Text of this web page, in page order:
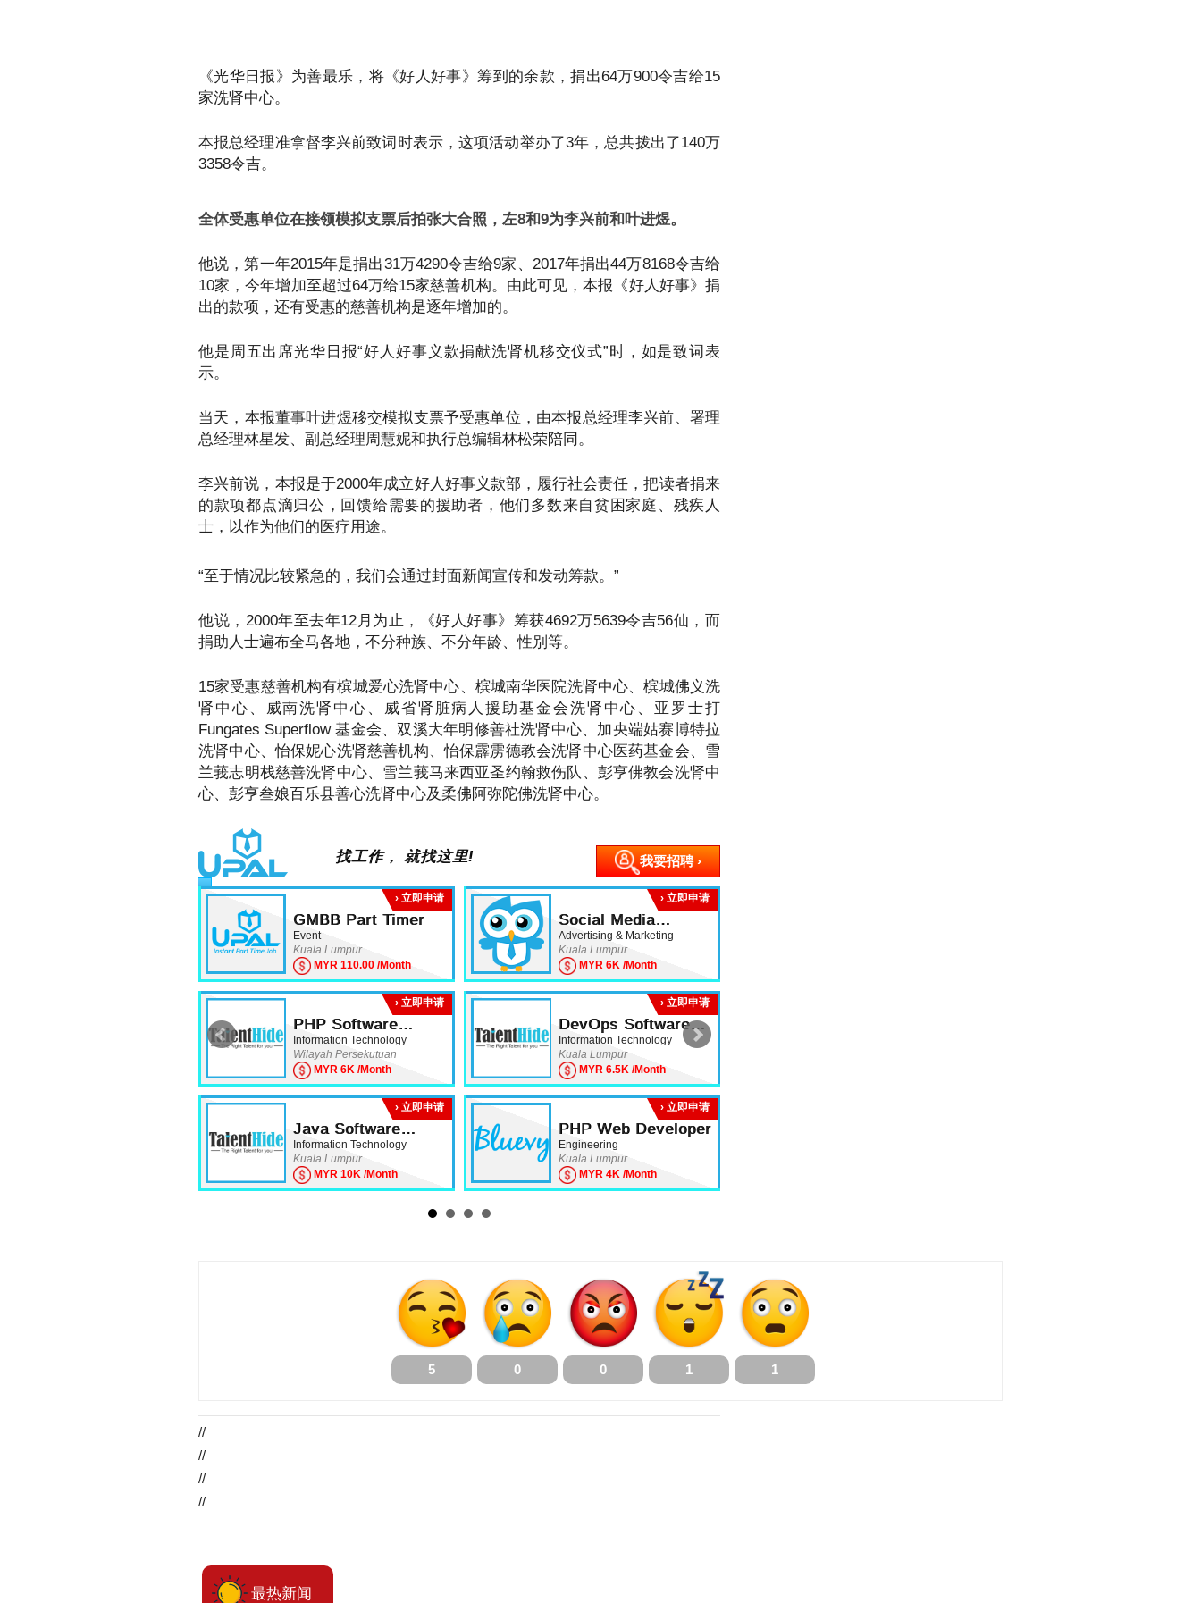
《光华日报》为善最乐，将《好人好事》筹到的余款，捐出64万900令吉给15
家洗肾中心。
本报总经理准拿督李兴前致词时表示，这项活动举办了3年，总共拨出了140万
3358令吉。
全体受惠单位在接领模拟支票后拍张大合照，左8和9为李兴前和叶进煜。
他说，第一年2015年是捐出31万4290令吉给9家、2017年捐出44万8168令吉给
10家，今年增加至超过64万给15家慈善机构。由此可见，本报《好人好事》捐
出的款项，还有受惠的慈善机构是逐年增加的。
他是周五出席光华日报“好人好事义款捐献洗肾机移交仪式”时，如是致词表
示。
当天，本报董事叶进煜移交模拟支票予受惠单位，由本报总经理李兴前、署理
总经理林星发、副总经理周慧妮和执行总编辑林松荣陪同。
李兴前说，本报是于2000年成立好人好事义款部，履行社会责任，把读者捐来
的款项都点滴归公，回馈给需要的援助者，他们多数来自贫困家庭、残疾人
士，以作为他们的医疗用途。
“至于情况比较紧急的，我们会通过封面新闻宣传和发动筹款。”
他说，2000年至去年12月为止，《好人好事》筹获4692万5639令吉56仙，而
捐助人士遍布全马各地，不分种族、不分年龄、性别等。
15家受惠慈善机构有槟城爱心洗肾中心、槟城南华医院洗肾中心、槟城佛义洗
肾中心、威南洗肾中心、威省肾脏病人援助基金会洗肾中心、亚罗士打
Fungates Superflow 基金会、双溪大年明修善社洗肾中心、加央端姑赛博特拉
洗肾中心、怡保妮心洗肾慈善机构、怡保霹雳德教会洗肾中心医药基金会、雪
兰莪志明栈慈善洗肾中心、雪兰莪马来西亚圣约翰救伤队、彭亨佛教会洗肾中
心、彭亨叁娘百乐县善心洗肾中心及柔佛阿弥陀佛洗肾中心。
找工作， 就找这里!
我要招聘 ›
› 立即申请
GMBB Part Timer
Event
Kuala Lumpur
MYR 110.00 /Month
› 立即申请
Social Media
Marketing Executive
Advertising & Marketing
Kuala Lumpur
MYR 6K /Month
› 立即申请
PHP Software
Developer
Information Technology
Wilayah Persekutuan
MYR 6K /Month
› 立即申请
DevOps Software
Engineer
Information Technology
Kuala Lumpur
MYR 6.5K /Month
› 立即申请
Java Software
Engineer
Information Technology
Kuala Lumpur
MYR 10K /Month
› 立即申请
PHP Web Developer
Engineering
Kuala Lumpur
MYR 4K /Month
5 0 0 1 1
//
//
//
//
最热新闻